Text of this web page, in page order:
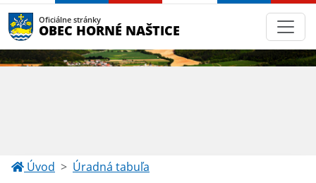
Oficiálne stránky
OBEC HORNÉ NAŠTICE
Úvod Úradná tabuľa